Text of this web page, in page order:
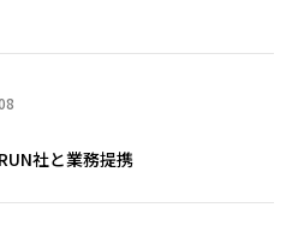
社と業務提携